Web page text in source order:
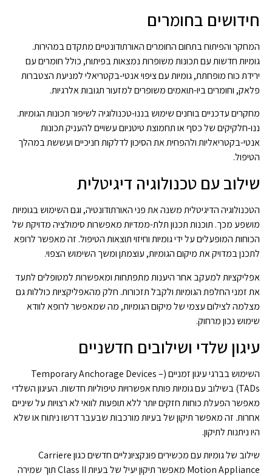
חידושים בחומרים
המחקר והפיתוח בתחום החומרים האורתודונטיים מתקדם במהירות.
גומיות חדשות עם תכונות משופרות נמצאות בפיתוח, כולל חומרים עם
ירידת כוח מופחתת, גומיות עם ציפוי אנטי-בקטריאלי למניעת הצטברות
פלאק, וחומרים ביו-תואמים משופרים למזעור תגובות אלרגיות.
מחקרים עדכניים בוחנים שימוש בננו-טכנולוגיה לשיפור תכונות הגומיות.
ננו-חלקיקים של כסף או תחמוצת טיטניום עשויים להעניק תכונות
אנטי-בקטריאליות ולהפחית את הסיכון לדלקות חניכיים ועששת במהלך
הטיפול.
שילוב עם טכנולוגיה דיגיטלית
הטכנולוגיה הדיגיטלית משנה את פני האורתודונטיה, וגם השימוש בגומיות
מושפע מכך. תוכנות תכנון תלת-ממדיות מאפשרות סימולציה מדויקת של
הכוחות המופעלים על ידי גומיות וחיזוי תוצאות הטיפול. זה מאפשר לרופא
לתכנן במדויק את מיקום הגומיות, עוצמתן ומשך השימוש הצפוי.
אפליקציות למעקב אחר היענות מתפתחות ומאפשרות למטופלים לתעד
את זמני החלפת הגומיות ולקבל תזכורות. חלק מהאפליקציות כוללות גם
מצלמה לצילום עצמי של מיקום הגומיות, מה שמאפשר לרופא לוודא
שימוש נכון מרחוק.
עיגון שלדי ושילובים חדשניים
השימוש בברגי עיגון זמניים (Temporary Anchorage Devices –
TADs) בשילוב עם גומיות פותח אפשרויות טיפוליות חדשות. העיגון השלדי
מאפשר הפעלת כוחות חזקים יותר ללא תופעות לוואי לא רצויות על שיניים
אחרות. זה מאפשר תיקון של בעיות מורכבות שבעבר דרשו ניתוח או שלא
היו ניתנות לתיקון.
שילוב של גומיות עם מכשירים פונקציונליים חדשים כגון Carriere
Motion Appliance מאפשר תיקון יעיל של בעיות Class II תוך שמירה